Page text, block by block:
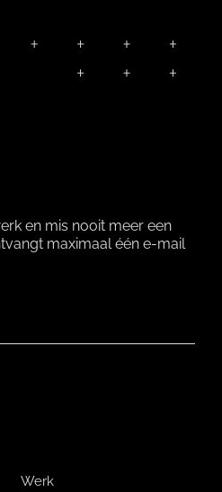
Werk
en mis nooit meer een
maximaal één e-mail